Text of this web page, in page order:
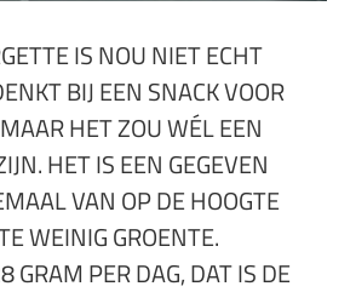
IS NOU NIET ECHT
BIJ EEN SNACK VOOR
HET ZOU WÉL EEN
HET IS EEN GEGEVEN
VAN OP DE HOOGTE
WEINIG GROENTE.
GRAM PER DAG, DAT IS DE